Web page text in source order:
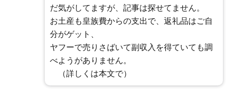
だ気がしてますが、記事は探せてません。
お土産も皇族費からの支出で、返礼品はご自
分がゲット、
ヤフーで売りさばいて副収入を得ていても調
べようがありません。
（詳しくは本文で）